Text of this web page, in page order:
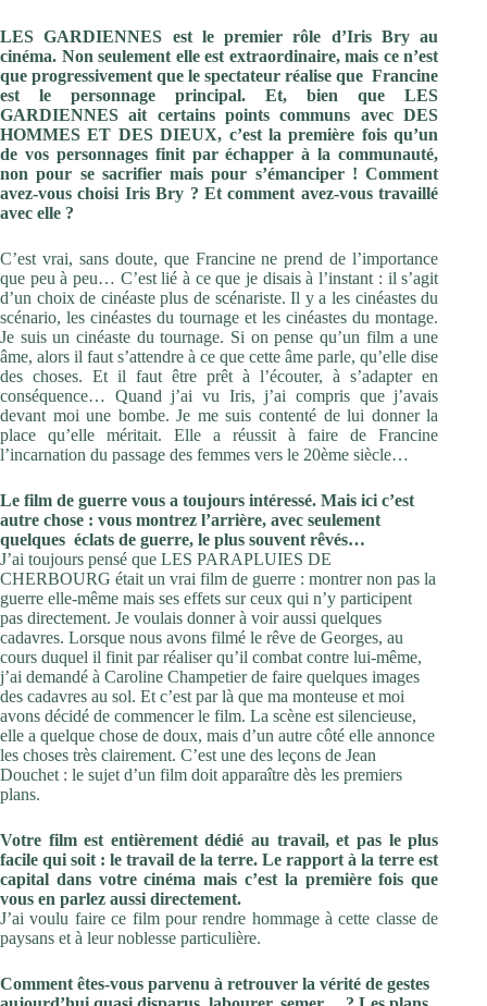
LES GARDIENNES est le premier rôle d’Iris Bry au
cinéma. Non seulement elle est extraordinaire, mais ce n’est
que progressivement que le spectateur réalise que Francine
est le personnage principal. Et, bien que LES
GARDIENNES ait certains points communs avec DES
HOMMES ET DES DIEUX, c’est la première fois qu’un
de vos personnages finit par échapper à la communauté,
non pour se sacrifier mais pour s’émanciper ! Comment
avez-vous choisi Iris Bry ? Et comment avez-vous travaillé
avec elle ?
C’est vrai, sans doute, que Francine ne prend de l’importance
que peu à peu… C’est lié à ce que je disais à l’instant : il s’agit
d’un choix de cinéaste plus de scénariste. Il y a les cinéastes du
scénario, les cinéastes du tournage et les cinéastes du montage.
Je suis un cinéaste du tournage. Si on pense qu’un film a une
âme, alors il faut s’attendre à ce que cette âme parle, qu’elle dise
des choses. Et il faut être prêt à l’écouter, à s’adapter en
conséquence… Quand j’ai vu Iris, j’ai compris que j’avais
devant moi une bombe. Je me suis contenté de lui donner la
place qu’elle méritait. Elle a réussit à faire de Francine
l’incarnation du passage des femmes vers le 20ème siècle…
Le film de guerre vous a toujours intéressé. Mais ici c’est
autre chose : vous montrez l’arrière, avec seulement
quelques éclats de guerre, le plus souvent rêvés…
J’ai toujours pensé que LES PARAPLUIES DE
CHERBOURG était un vrai film de guerre : montrer non pas la
guerre elle-même mais ses effets sur ceux qui n’y participent
pas directement. Je voulais donner à voir aussi quelques
cadavres. Lorsque nous avons filmé le rêve de Georges, au
cours duquel il finit par réaliser qu’il combat contre lui-même,
j’ai demandé à Caroline Champetier de faire quelques images
des cadavres au sol. Et c’est par là que ma monteuse et moi
avons décidé de commencer le film. La scène est silencieuse,
elle a quelque chose de doux, mais d’un autre côté elle annonce
les choses très clairement. C’est une des leçons de Jean
Douchet : le sujet d’un film doit apparaître dès les premiers
plans.
Votre film est entièrement dédié au travail, et pas le plus
facile qui soit : le travail de la terre. Le rapport à la terre est
capital dans votre cinéma mais c’est la première fois que
vous en parlez aussi directement.
J’ai voulu faire ce film pour rendre hommage à cette classe de
paysans et à leur noblesse particulière.
Comment êtes-vous parvenu à retrouver la vérité de gestes